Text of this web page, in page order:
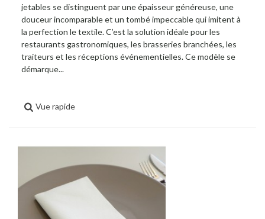
jetables se distinguent par une épaisseur généreuse, une
douceur incomparable et un tombé impeccable qui imitent à
la perfection le textile. C’est la solution idéale pour les
restaurants gastronomiques, les brasseries branchées, les
traiteurs et les réceptions événementielles. Ce modèle se
démarque...
Vue rapide